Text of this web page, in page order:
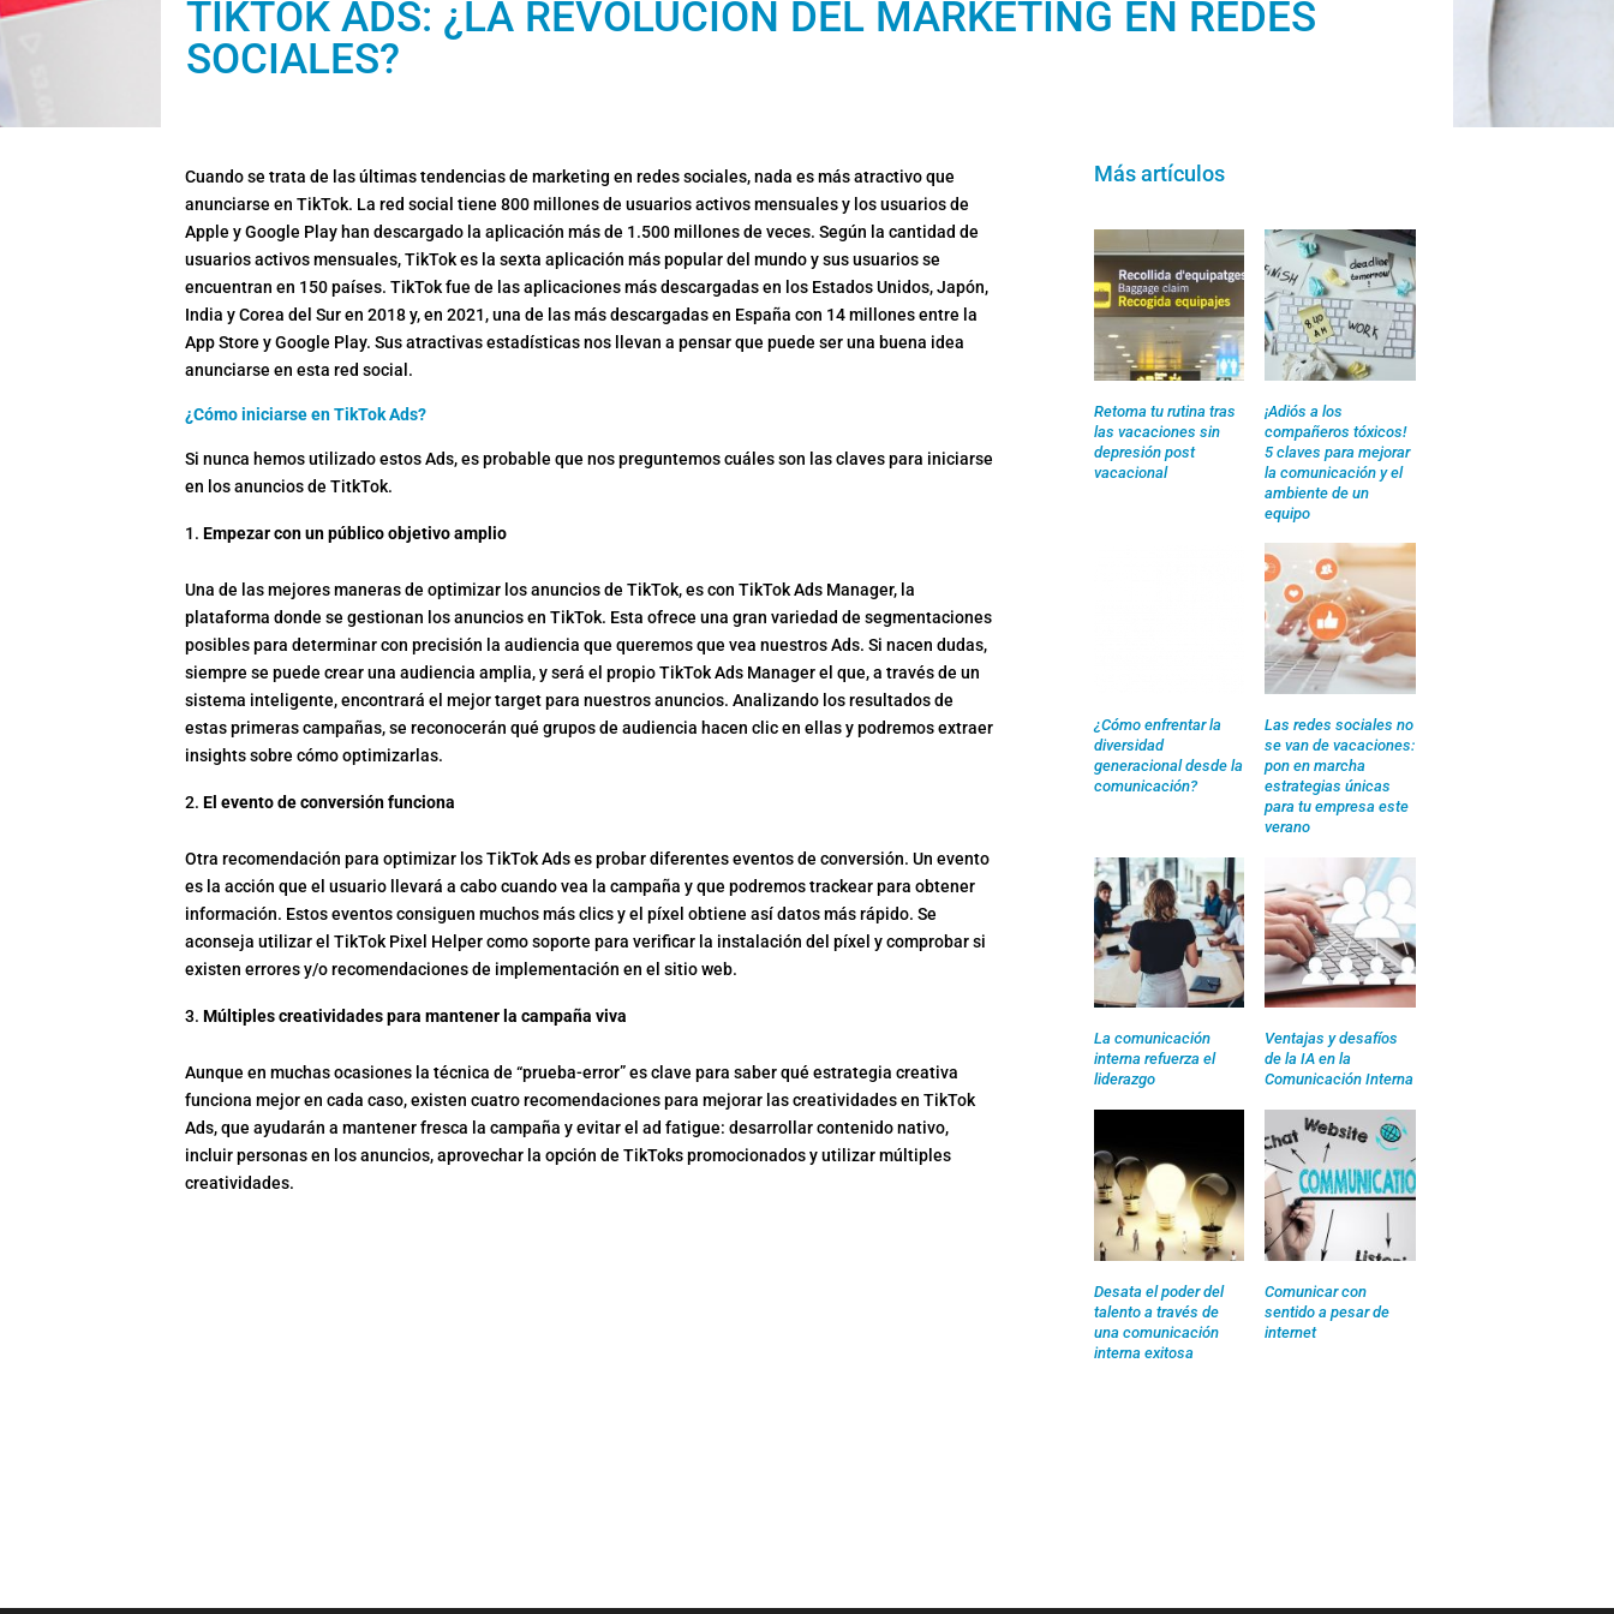
TIKTOK ADS: ¿LA REVOLUCIÓN DEL MARKETING EN REDES
SOCIALES?
Cuando se trata de las últimas tendencias de marketing en redes sociales, nada es más atractivo que
anunciarse en TikTok. La red social tiene 800 millones de usuarios activos mensuales y los usuarios de
Apple y Google Play han descargado la aplicación más de 1.500 millones de veces. Según la cantidad de
usuarios activos mensuales, TikTok es la sexta aplicación más popular del mundo y sus usuarios se
encuentran en 150 países. TikTok fue de las aplicaciones más descargadas en los Estados Unidos, Japón,
India y Corea del Sur en 2018 y, en 2021, una de las más descargadas en España con 14 millones entre la
App Store y Google Play. Sus atractivas estadísticas nos llevan a pensar que puede ser una buena idea
anunciarse en esta red social.
¿Cómo iniciarse en TikTok Ads?
Si nunca hemos utilizado estos Ads, es probable que nos preguntemos cuáles son las claves para iniciarse
en los anuncios de TitkTok.
Empezar con un público objetivo amplio
Una de las mejores maneras de optimizar los anuncios de TikTok, es con TikTok Ads Manager, la
plataforma donde se gestionan los anuncios en TikTok. Esta ofrece una gran variedad de segmentaciones
posibles para determinar con precisión la audiencia que queremos que vea nuestros Ads. Si nacen dudas,
siempre se puede crear una audiencia amplia, y será el propio TikTok Ads Manager el que, a través de un
sistema inteligente, encontrará el mejor target para nuestros anuncios. Analizando los resultados de
estas primeras campañas, se reconocerán qué grupos de audiencia hacen clic en ellas y podremos extraer
insights sobre cómo optimizarlas.
El evento de conversión funciona
Otra recomendación para optimizar los TikTok Ads es probar diferentes eventos de conversión. Un evento
es la acción que el usuario llevará a cabo cuando vea la campaña y que podremos trackear para obtener
información. Estos eventos consiguen muchos más clics y el píxel obtiene así datos más rápido. Se
aconseja utilizar el TikTok Pixel Helper como soporte para verificar la instalación del píxel y comprobar si
existen errores y/o recomendaciones de implementación en el sitio web.
Múltiples creatividades para mantener la campaña viva
Aunque en muchas ocasiones la técnica de “prueba-error” es clave para saber qué estrategia creativa
funciona mejor en cada caso, existen cuatro recomendaciones para mejorar las creatividades en TikTok
Ads, que ayudarán a mantener fresca la campaña y evitar el ad fatigue: desarrollar contenido nativo,
incluir personas en los anuncios, aprovechar la opción de TikToks promocionados y utilizar múltiples
creatividades.
Más artículos
Retoma tu rutina tras
las vacaciones sin
depresión post
vacacional
¡Adiós a los
compañeros tóxicos!
5 claves para mejorar
la comunicación y el
ambiente de un
equipo
¿Cómo enfrentar la
diversidad
generacional desde la
comunicación?
Las redes sociales no
se van de vacaciones:
pon en marcha
estrategias únicas
para tu empresa este
verano
La comunicación
interna refuerza el
liderazgo
Ventajas y desafíos
de la IA en la
Comunicación Interna
Desata el poder del
talento a través de
una comunicación
interna exitosa
Comunicar con
sentido a pesar de
internet